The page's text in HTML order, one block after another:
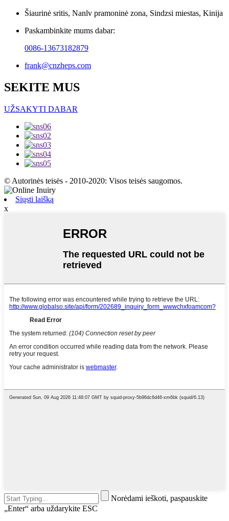
Šiaurinė sritis, Nanlv pramoninė zona, Sindzsi miestas, Kinija
Paskambinkite mums dabar:
0086-13673182879
frank@cnzheps.com
SEKITE MUS
UŽSAKYTI DABAR
© Autorinės teisės - 2010-2020: Visos teisės saugomos.
Siųsti laišką
x
Norėdami ieškoti, paspauskite
„Enter“ arba uždarykite ESC